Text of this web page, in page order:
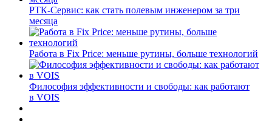
РТК-Сервис: как стать полевым инженером за три
месяца
Работа в Fix Price: меньше рутины, больше технологий
Философия эффективности и свободы: как работают
в VOIS